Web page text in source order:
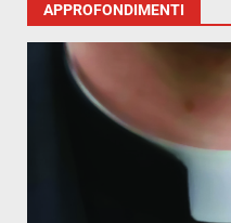
APPROFONDIMENTI